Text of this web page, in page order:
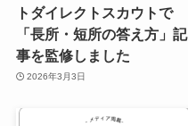
トダイレクトスカウトで
「長所・短所の答え方」記
事を監修しました
2026年3月3日